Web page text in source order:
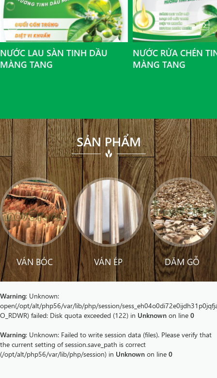
NƯỚC LAU SÀN TINH DẦU
MÀNG TANG
NƯỚC RỬA CHÉN
MÀNG TANG
SẢN PHẨM
VÁN BÓC VÁN ÉP DĂM GỖ
Warning: Unknown:
open(/opt/alt/php56/var/lib/php/session/
O_RDWR) failed: Disk quota exceeded (122) in Unknown on line 0
Warning: Unknown: Failed to write session data (files). Please verify that
the current setting of session.save_path is correct
(/opt/alt/php56/var/lib/php/session) in Unknown on line 0